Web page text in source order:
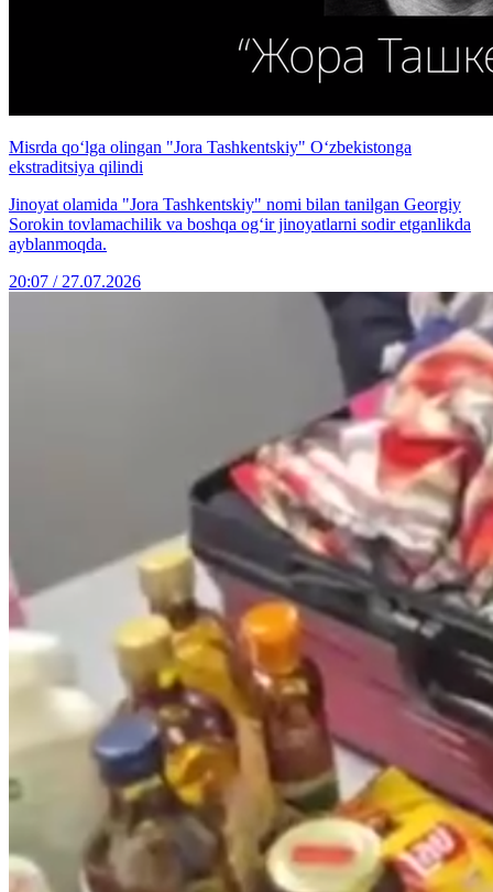
Misrda qo‘lga olingan "Jora Tashkentskiy" O‘zbekistonga
ekstraditsiya qilindi
Jinoyat olamida "Jora Tashkentskiy" nomi bilan tanilgan Georgiy
Sorokin tovlamachilik va boshqa og‘ir jinoyatlarni sodir etganlikda
ayblanmoqda.
20:07 / 27.07.2026